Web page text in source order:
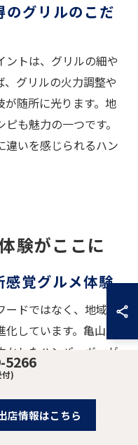
のグリルのこだ
ントは、グリルの細や
グリルの火力調整や
随所に光ります。地
も魅力の一つです。
違いを感じられるハン
験がここに
感覚グルメ体験
ードではなく、地域の
しています。亀山駅
かしたハンバーガーが
元産の食材をふんだ
げることで、素材本
工夫によって、従来
が生まれ、訪れる
5266
付)
店情報はこちら